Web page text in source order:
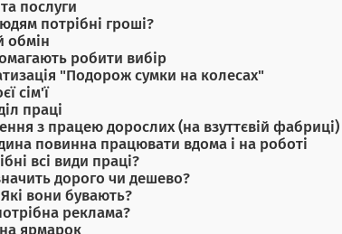
послуги
потрібні гроші?
обмін
робити вибір
"Подорож сумки на колесах"
сім'ї
праці
з працею дорослих (на взуттєвій фабриці)
повинна працювати вдома і на роботі
всі види праці?
дорого чи дешево?
вони бувають?
реклама?